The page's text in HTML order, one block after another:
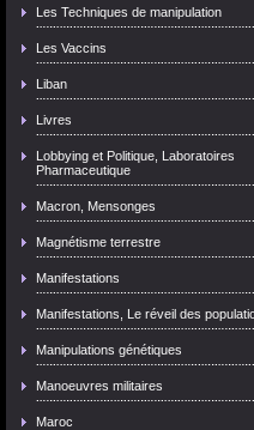
Les Techniques de manipulation
Les Vaccins
Liban
Livres
Lobbying et Politique, Laboratoires
Pharmaceutique
Macron, Mensonges
Magnétisme terrestre
Manifestations
Manifestations, Le réveil des
Manipulations génétiques
Manoeuvres militaires
Maroc